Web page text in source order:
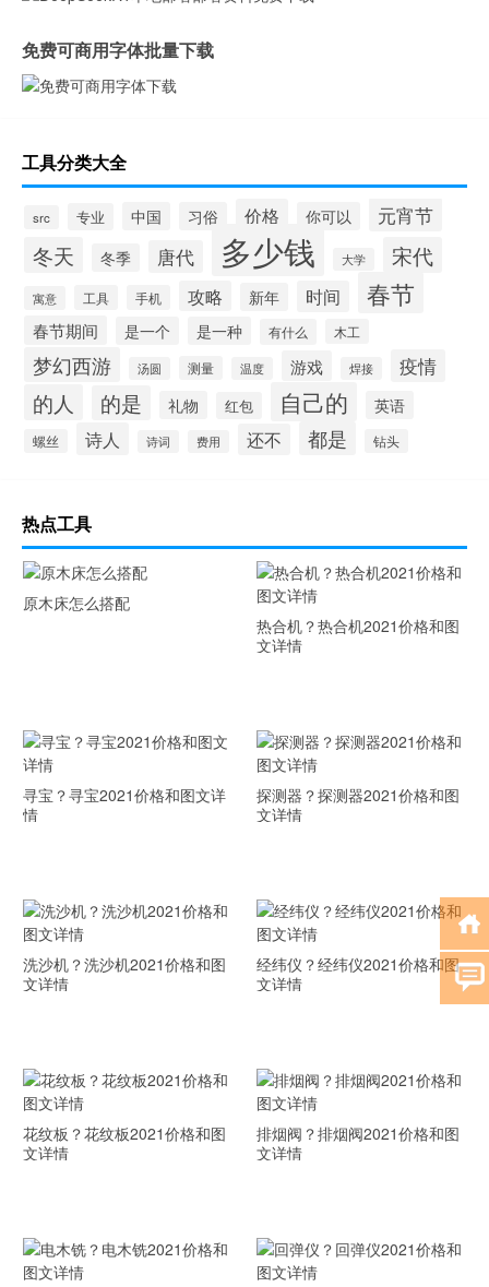
免费可商用字体批量下载
工具分类大全
src 专业 中国 习俗 价格 你可以 元宵节
冬天 冬季 唐代 多少钱 大学 宋代
寓意 工具 手机 攻略 新年 时间 春节
春节期间 是一个 是一种 有什么 木工
梦幻西游 汤圆 测量 温度 游戏 焊接 疫情
的人 的是 礼物 红包 自己的 英语
螺丝 诗人 诗词 费用 还不 都是 钻头
热点工具
原木床怎么搭配
热合机？热合机2021价格和图
文详情
寻宝？寻宝2021价格和图文详
情
探测器？探测器2021价格和图
文详情
洗沙机？洗沙机2021价格和图
文详情
经纬仪？经纬仪2021价格和图
文详情
花纹板？花纹板2021价格和图
文详情
排烟阀？排烟阀2021价格和图
文详情